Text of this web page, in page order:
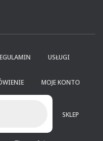
USŁUGI
MOJE KONTO
SKLEP